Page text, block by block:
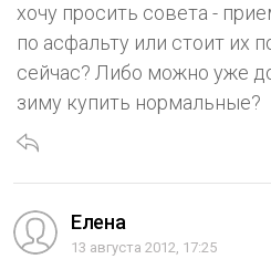
хочу просить совета -
по асфальту или стоит их
сейчас? Либо можно уже
зиму купить нормальные?
Елена
13 августа 2012, 17:25